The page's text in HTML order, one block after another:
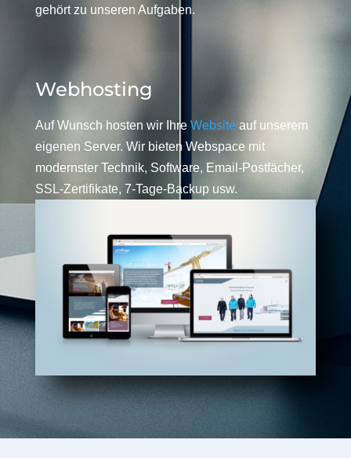
gehört zu unseren Aufgaben.
Webhosting
Auf Wunsch hosten wir Ihre Website auf unserem
eigenen Server. Wir bieten Webspace mit
modernster Technik, Software, Email-Postfächer,
SSL-Zertifikate, 7-Tage-Backup usw.